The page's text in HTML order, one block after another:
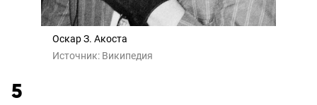
Оскар З. Акоста
Источник: Википедия
5